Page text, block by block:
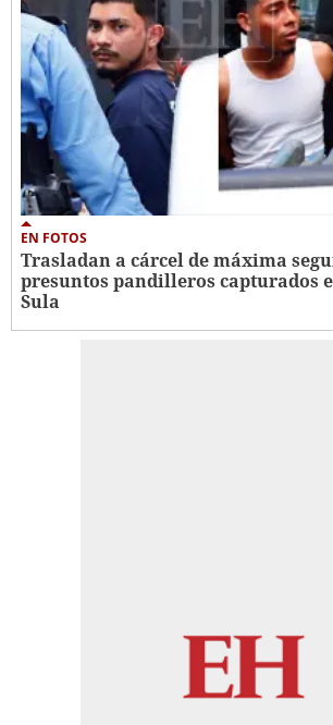
EN FOTOS
Trasladan a cárcel de máxima
presuntos pandilleros capturados
Sula